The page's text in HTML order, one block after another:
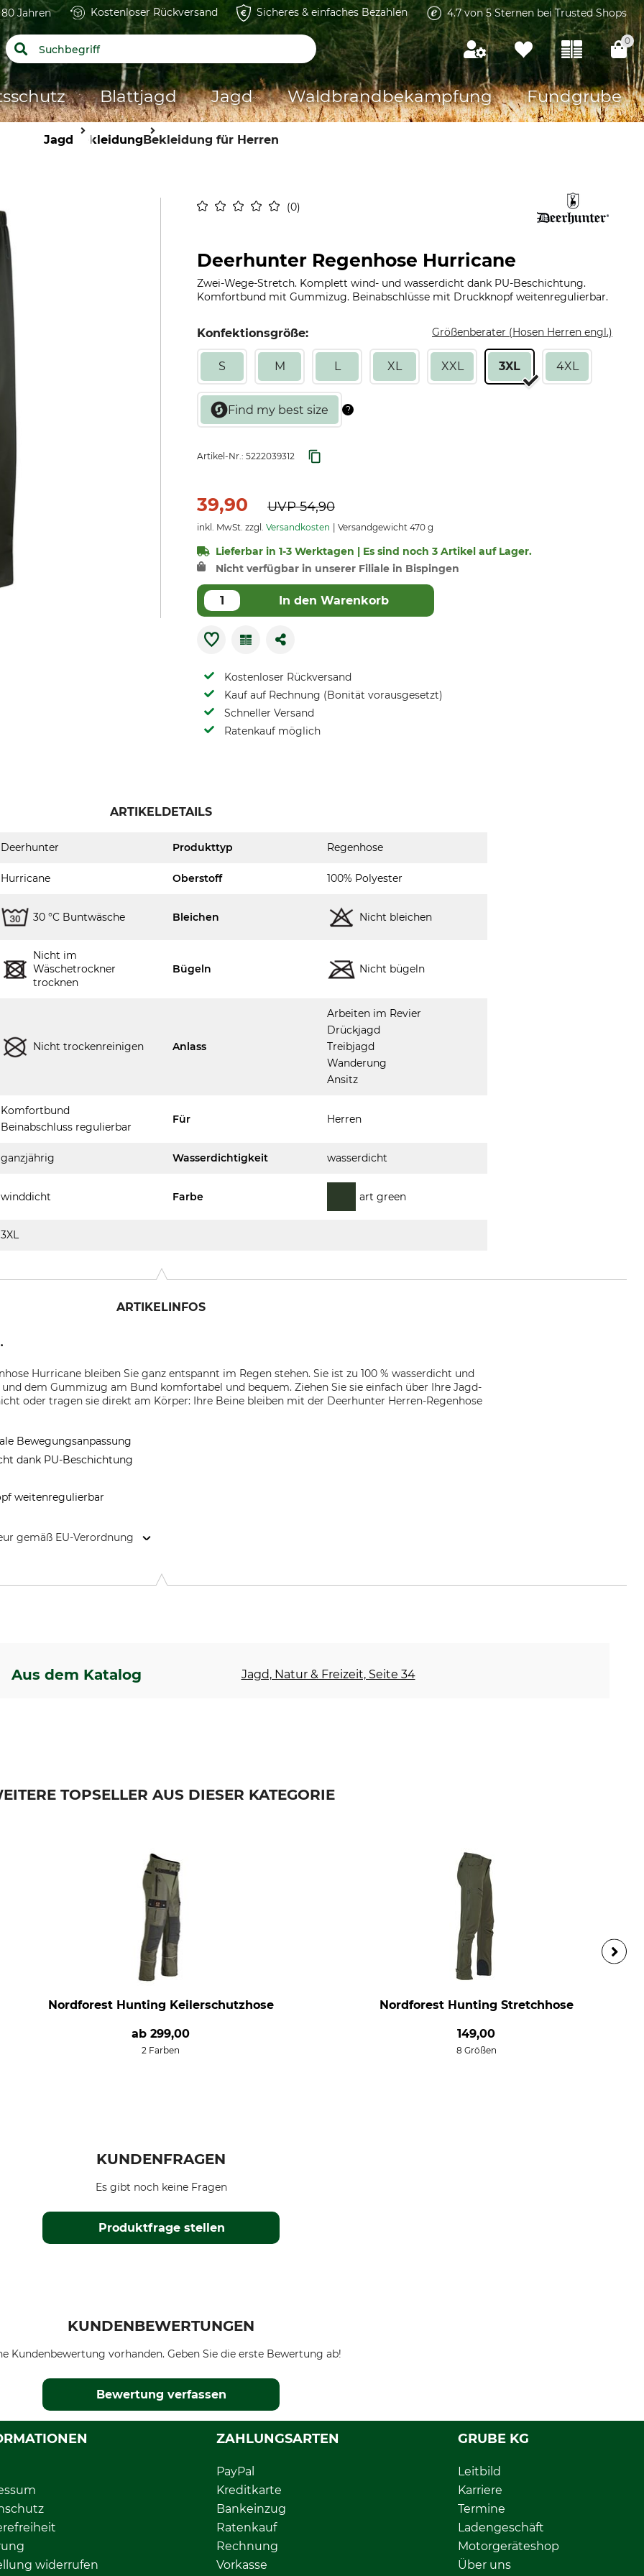
Jahren Kostenloser Rückversand Sicheres & einfaches Bezahlen 4.7 von 5 Sternen bei Trusted Shops
0
Blattjagd Jagd Waldbrandbekämpfung Fundgrube
Jagd BekleidungBekleidung für Herren
0
Deerhunter Regenhose Hurricane
Zwei-Wege-Stretch. Komplett wind- und wasserdicht dank PU-Beschichtung.
Komfortbund mit Gummizug. Beinabschlüsse mit Druckknopf weitenregulierbar.
Konfektionsgröße: Größenberater (Hosen Herren engl.)
S M L XL XXL 3XL 4XL
Artikel-Nr.: 5222039312
39,90 UVP54,90
inkl. MwSt. zzgl. Versandkosten Versandgewicht 470 g
Lieferbar in 1-3 Werktagen | Es sind noch 3 Artikel auf Lager.
Nicht verfügbar in unserer Filiale in Bispingen
In den Warenkorb
Kostenloser Rückversand
Kauf auf Rechnung (Bonität vorausgesetzt)
Schneller Versand
Ratenkauf möglich
ARTIKELDETAILS
Deerhunter Produkttyp Regenhose
Hurricane Oberstoff 100% Polyester
30 °C Buntwäsche Bleichen Nicht bleichen
Nicht im
Wäschetrockner
trocknen
Bügeln Nicht bügeln
Nicht trockenreinigen Anlass
Arbeiten im Revier
Drückjagd
Treibjagd
Wanderung
Ansitz
Komfortbund
Beinabschluss regulierbar
Für Herren
ganzjährig Wasserdichtigkeit wasserdicht
winddicht Farbe art green
3XL
ARTIKELINFOS
Hurricane bleiben Sie ganz entspannt im Regen stehen. Sie ist zu 100 % wasserdicht und
dem Gummizug am Bund komfortabel und bequem. Ziehen Sie sie einfach über Ihre Jagd-
oder tragen sie direkt am Körper: Ihre Beine bleiben mit der Deerhunter Herren-Regenhose
Bewegungsanpassung
dank PU-Beschichtung
weitenregulierbar
gemäß EU-Verordnung
Aus dem Katalog Jagd, Natur & Freizeit, Seite 34
TOPSELLER AUS DIESER KATEGORIE
Nordforest Hunting Keilerschutzhose
ab299,00
2 Farben
Nordforest Hunting Stretchhose
149,00
8 Größen
KUNDENFRAGEN
Produktfrage stellen
Es gibt noch keine Fragen
KUNDENBEWERTUNGEN
Kundenbewertung vorhanden. Geben Sie die erste Bewertung ab!
Bewertung verfassen
widerrufen
ZAHLUNGSARTEN
PayPal
Kreditkarte
Bankeinzug
Ratenkauf
Rechnung
Vorkasse
GRUBE KG
Leitbild
Karriere
Termine
Ladengeschäft
Motorgeräteshop
Über uns